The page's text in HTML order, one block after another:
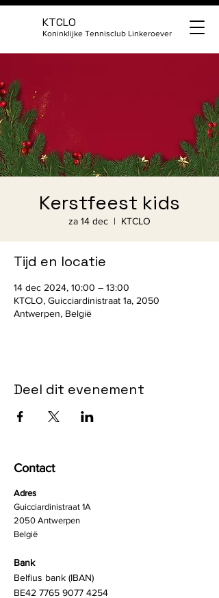
KTCLO
Koninklijke Tennisclub Linkeroever
Kerstfeest kids
za 14 dec
  |
KTCLO
Tijd en locatie
14 dec 2024, 10:00 – 13:00
KTCLO, Guicciardinistraat 1a, 2050
Antwerpen, België
Deel dit evenement
Contact
Adres
Guicciardinistraat 1A
2050 Antwerpen
België
Bank
Belfius bank (IBAN)
BE42 7765 9077 4254